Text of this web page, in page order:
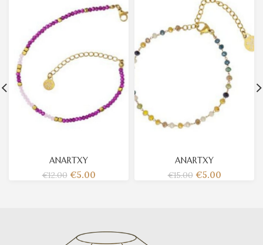
ANARTXY
€12.00 €5.00
ANARTXY
€15.00 €5.00